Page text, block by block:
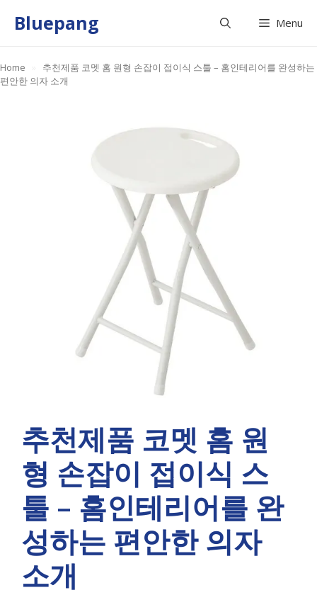
Bluepang Menu
Home
추천제품 코멧 홈 원형 손잡이 접이식 스툴 – 홈인테리어를 완성하는
편안한 의자 소개
추천제품 코멧 홈 원
형 손잡이 접이식 스
툴 – 홈인테리어를 완
성하는 편안한 의자
소개